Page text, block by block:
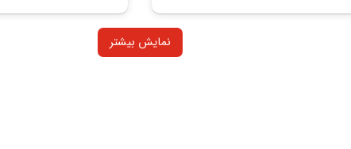
نمایش بیشتر